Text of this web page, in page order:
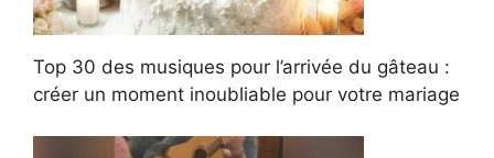
Top 30 des musiques pour l’arrivée du gâteau :
créer un moment inoubliable pour votre mariage